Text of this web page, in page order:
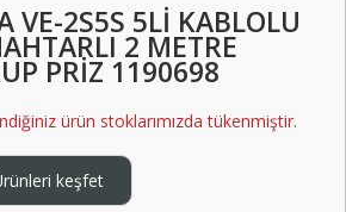
VE-2S5S 5Lİ KABLOLU
2 METRE
PRİZ 1190698
ürün stoklarımızda tükenmiştir.
keşfet